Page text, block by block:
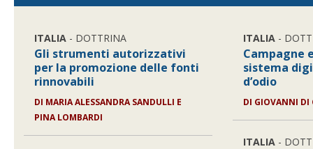
ITALIA - DOTTRINA
Gli strumenti autorizzativi
per la promozione delle fonti
rinnovabili
DI MARIA ALESSANDRA SANDULLI E
PINA LOMBARDI
ITALIA -
Campagne
sistema
d’odio
DI GIOVANNI DI
ITALIA -